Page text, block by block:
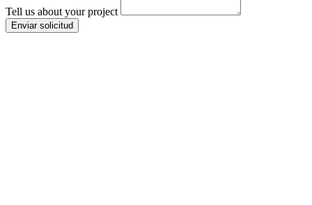
Tell us about your project
Enviar solicitud